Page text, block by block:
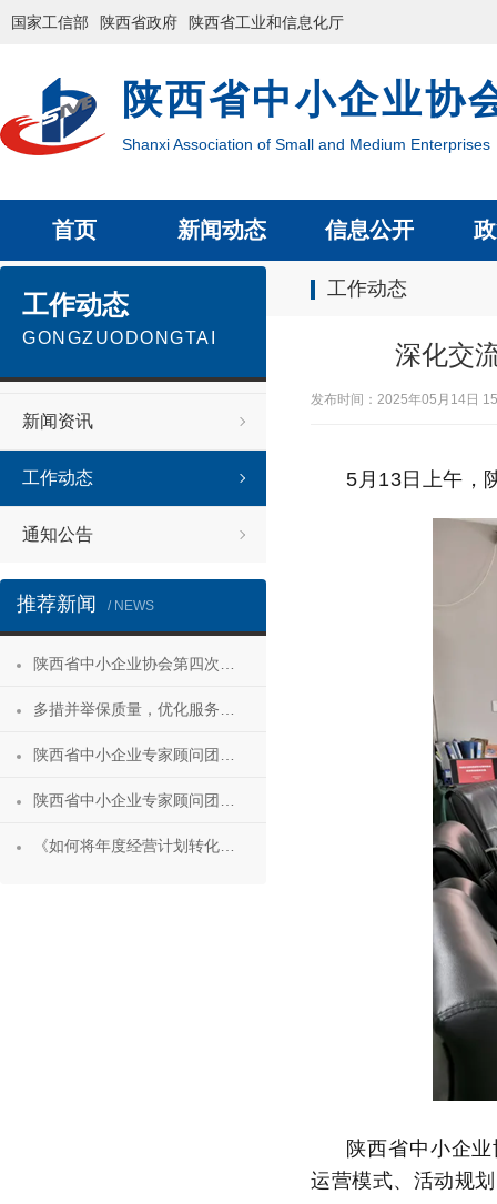
国家工信部 陕西省政府 陕西省工业和信息化厅
陕西省中小企业协
Shanxi Association of Small and Medium Enterprises
首页 新闻动态 信息公开
工作动态
工作动态
GONGZUODONGTAI
新闻资讯
工作动态
通知公告
推荐新闻 / NEWS
深化交
发布时间：2025年05月14日
5月13日上午，
陕西省中小企
运营模式、活动规